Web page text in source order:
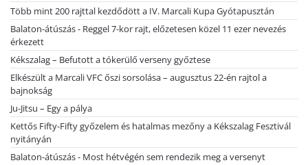
Több mint 200 rajttal kezdődött a IV. Marcali Kupa Gyótapusztán
Balaton-átúszás - Reggel 7-kor rajt, előzetesen közel 11 ezer nevezés
érkezett
Kékszalag – Befutott a tókerülő verseny győztese
Elkészült a Marcali VFC őszi sorsolása – augusztus 22-én rajtol a
bajnokság
Ju-Jitsu – Egy a pálya
Kettős Fifty-Fifty győzelem és hatalmas mezőny a Kékszalag Fesztivál
nyitányán
Balaton-átúszás - Most hétvégén sem rendezik meg a versenyt